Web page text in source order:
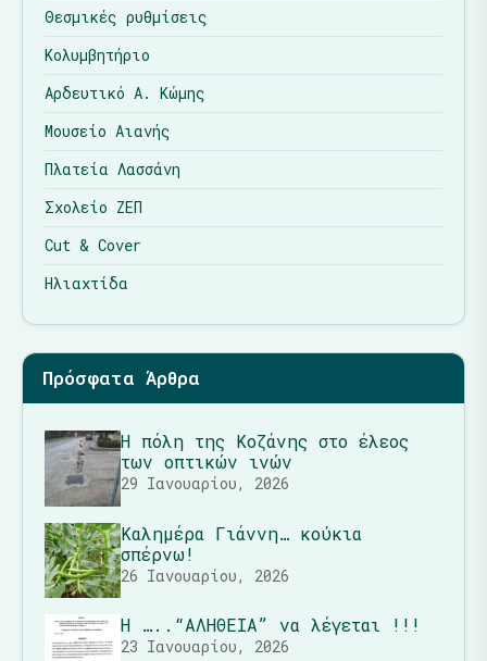
Θεσμικές ρυθμίσεις
Κολυμβητήριο
Αρδευτικό Α. Κώμης
Μουσείο Αιανής
Πλατεία Λασσάνη
Σχολείο ΖΕΠ
Cut & Cover
Ηλιαχτίδα
Πρόσφατα Άρθρα
Η πόλη της Κοζάνης στο έλεος
των οπτικών ινών
29 Ιανουαρίου, 2026
Καλημέρα Γιάννη… κούκια
σπέρνω!
26 Ιανουαρίου, 2026
Η …..“ΑΛΗΘΕΙΑ” να λέγεται !!!
23 Ιανουαρίου, 2026